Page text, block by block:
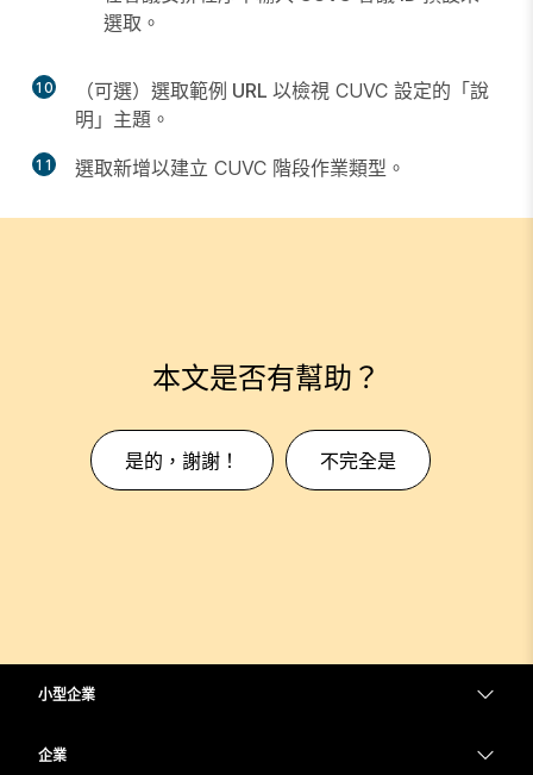
選取。
10 （可選）選取範例 URL 以檢視 CUVC 設定的「說
明」主題。
11 選取新增以建立 CUVC 階段作業類型。
本文是否有幫助？
是的，謝謝！ 不完全是
小型企業
企業